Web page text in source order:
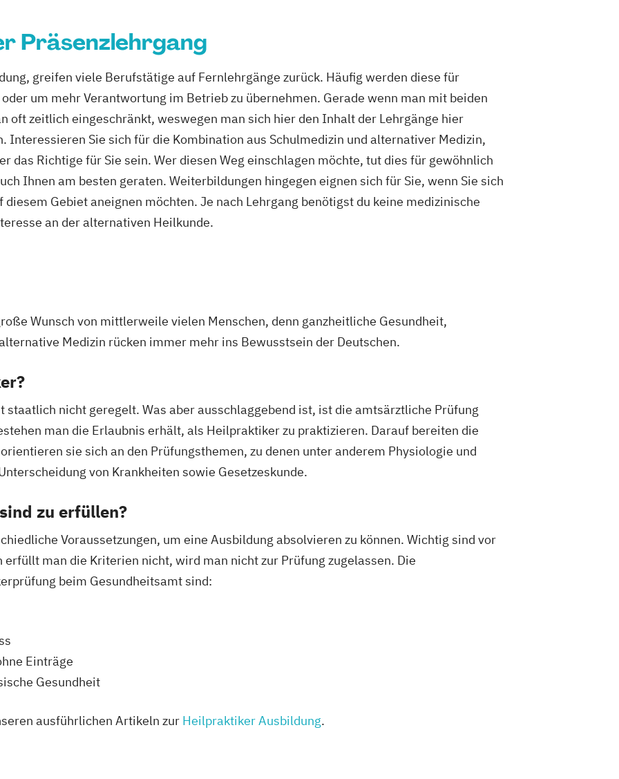
Präsenzlehrgang
greifen viele Berufstätige auf Fernlehrgänge zurück. Häufig werden diese für
um mehr Verantwortung im Betrieb zu übernehmen. Gerade wenn man mit beiden
oft zeitlich eingeschränkt, weswegen man sich hier den Inhalt der Lehrgänge hier
Interessieren Sie sich für die Kombination aus Schulmedizin und alternativer Medizin,
das Richtige für Sie sein. Wer diesen Weg einschlagen möchte, tut dies für gewöhnlich
Ihnen am besten geraten. Weiterbildungen hingegen eignen sich für Sie, wenn Sie sich
Gebiet aneignen möchten. Je nach Lehrgang benötigst du keine medizinische
an der alternativen Heilkunde.
Wunsch von mittlerweile vielen Menschen, denn ganzheitliche Gesundheit,
Medizin rücken immer mehr ins Bewusstsein der Deutschen.
staatlich nicht geregelt. Was aber ausschlaggebend ist, ist die amtsärztliche Prüfung
man die Erlaubnis erhält, als Heilpraktiker zu praktizieren. Darauf bereiten die
sie sich an den Prüfungsthemen, zu denen unter anderem Physiologie und
von Krankheiten sowie Gesetzeskunde.
zu erfüllen?
Voraussetzungen, um eine Ausbildung absolvieren zu können. Wichtig sind vor
man die Kriterien nicht, wird man nicht zur Prüfung zugelassen. Die
beim Gesundheitsamt sind:
Einträge
Gesundheit
ausführlichen Artikeln zur Heilpraktiker Ausbildung.